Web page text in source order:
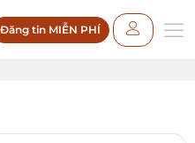
Đăng tin MIỄN PHÍ